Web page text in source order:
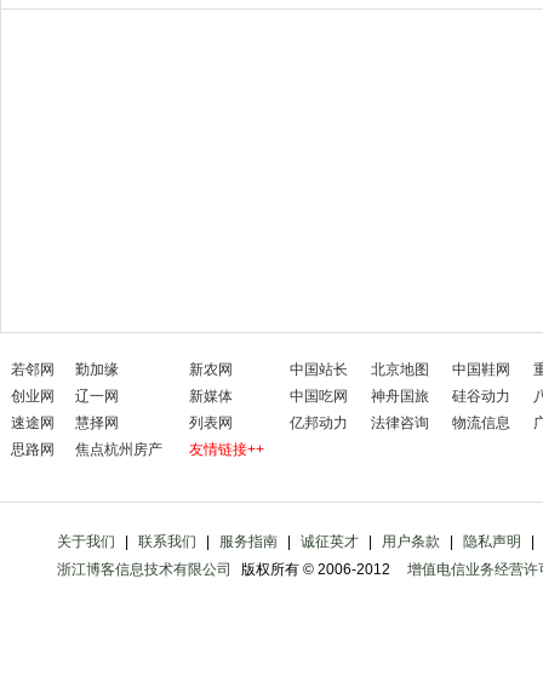
若邻网 勤加缘 新农网 中国站长 北京地图 中国鞋网
创业网
辽一网 新媒体 中国吃网 神舟国旅 硅谷动力
速途网
慧择网 列表网 亿邦动力 法律咨询 物流信息
思路网
焦点杭州房产 友情链接++
关于我们 联系我们 服务指南 诚征英才 用户条款 隐私声明
浙江博客信息技术有限公司
版权所有 © 2006-2012 增值电信业务经营